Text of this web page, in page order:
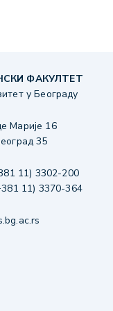
ФАКУЛТЕТ
у Београду
Марије 16
35
11) 3302-200
11) 3370-364